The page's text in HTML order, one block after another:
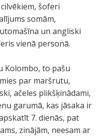
šoferi
somām,
un angliski
vienā personā.
Kolombo, to pašu
par maršrutu,
ačeles plikšķinādami,
garumā, kas jāsaka ir
7. dienās, pat
zinājām, neesam ar